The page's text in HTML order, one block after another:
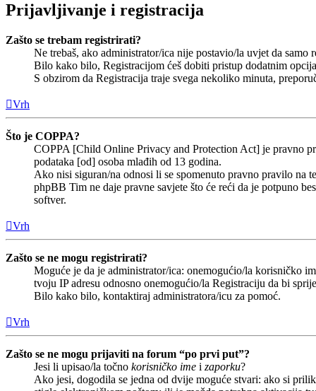
Prijavljivanje i registracija
Zašto se trebam registrirati?
Ne trebaš, ako administrator/ica nije postavio/la uvjet da samo
Bilo kako bilo, Registracijom ćeš dobiti pristup dodatnim
S obzirom da Registracija traje svega nekoliko minuta,
Vrh
Što je COPPA?
COPPA [Child Online Privacy and Protection Act] je pravno
podataka [od] osoba mlađih od 13 godina.
Ako nisi siguran/na odnosi li se spomenuto pravno pravilo na
phpBB Tim ne daje pravne savjete što će reći da je potpuno
softver.
Vrh
Zašto se ne mogu registrirati?
Moguće je da je administrator/ica: onemogućio/la korisničko
tvoju IP adresu odnosno onemogućio/la Registraciju da bi
Bilo kako bilo, kontaktiraj administratora/icu za pomoć.
Vrh
Zašto se ne mogu prijaviti na forum “po prvi put”?
Jesi li upisao/la točno korisničko ime i zaporku?
Ako jesi, dogodila se jedna od dvije moguće stvari: ako si